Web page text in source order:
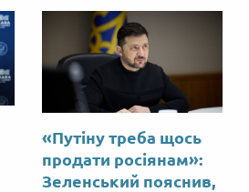
«Путіну треба щось
продати росіянам»:
Зеленський пояснив,